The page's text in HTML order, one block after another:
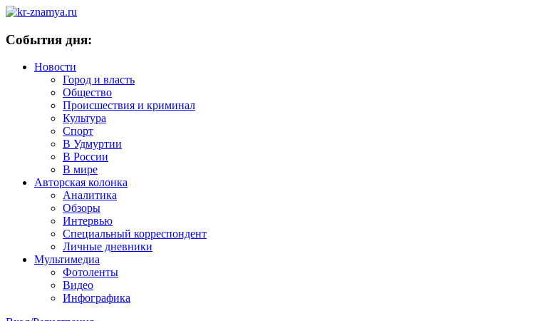
События дня:
Новости
Город и власть
Общество
Происшествия и криминал
Культура
Спорт
В Удмуртии
В России
В мире
Авторская колонка
Аналитика
Обзоры
Интервью
Специальный корреспондент
Личные дневники
Мультимедиа
Фотоленты
Видео
Инфографика